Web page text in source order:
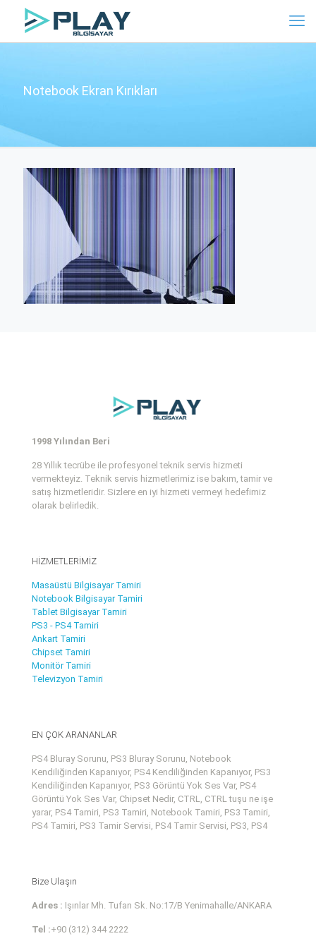
Notebook Ekran Kırıkları
1998 Yılından Beri
28 Yıllık tecrübe ile profesyonel teknik servis hizmeti
vermekteyiz. Teknik servis hizmetlerimiz ise bakım, tamir ve
satış hizmetleridir. Sizlere en iyi hizmeti vermeyi hedefimiz
olarak belirledik.
HİZMETLERİMİZ
Masaüstü Bilgisayar Tamiri
Notebook Bilgisayar Tamiri
Tablet Bilgisayar Tamiri
PS3 - PS4 Tamiri
Ankart Tamiri
Chipset Tamiri
Monitör Tamiri
Televizyon Tamiri
EN ÇOK ARANANLAR
PS4 Bluray Sorunu, PS3 Bluray Sorunu, Notebook
Kendiliğinden Kapanıyor, PS4 Kendiliğinden Kapanıyor, PS3
Kendiliğinden Kapanıyor, PS3 Görüntü Yok Ses Var, PS4
Görüntü Yok Ses Var, Chipset Nedir, CTRL, CTRL tuşu ne işe
yarar, PS4 Tamiri, PS3 Tamiri, Notebook Tamiri, PS3 Tamiri,
PS4 Tamiri, PS3 Tamir Servisi, PS4 Tamir Servisi, PS3, PS4
Bize Ulaşın
Adres : Işınlar Mh. Tufan Sk. No:17/B Yenimahalle/ANKARA
Tel :+90 (312) 344 2222